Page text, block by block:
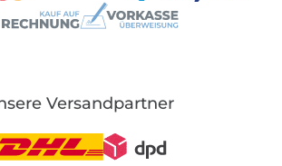
Versandpartner